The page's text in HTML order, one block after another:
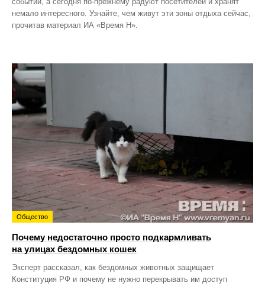
немало интересного. Узнайте, чем живут эти зоны отдыха сейчас,
прочитав материал ИА «Время Н».
Общество
Почему недостаточно просто подкармливать
на улицах бездомных кошек
Эксперт рассказал, как бездомных животных защищает
Конституция РФ и почему не нужно перекрывать им доступ